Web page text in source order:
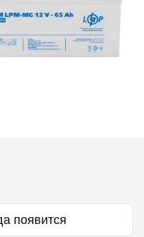
появится